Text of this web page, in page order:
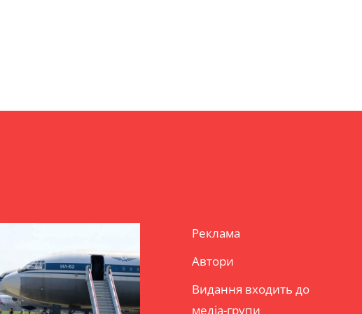
Реклама
Автори
Видання входить до
медіа-групи